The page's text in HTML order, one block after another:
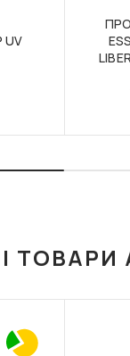
UV
ТОВАРИ